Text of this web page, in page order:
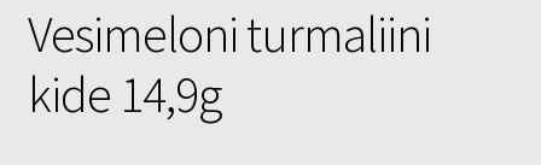
Vesimeloni turmaliini
kide 14,9g